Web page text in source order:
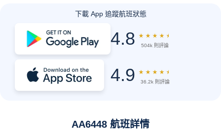
下載 App 追蹤航班狀態
4.8 ★ ★ ★ ★ ★
504k 則評論
4.9 ★ ★ ★ ★ ★
36.2k 則評論
AA6448 航班詳情